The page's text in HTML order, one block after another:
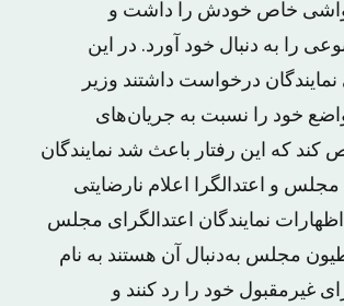
خاص خودش را داشت و
را به دنبال خود آورد. در این
درخواست داشتند وزیر
خود را نسبت به جریان‌های
که این رفتار باعث شد نمایندگان
و اعتدالگرا اعلام نارضایتی
نمایندگان اعتدالگرای مجلس
مجلس به‌دنبال آن هستند به نام
۸۸ وزرای غیرمقبول خود را رد کنند و